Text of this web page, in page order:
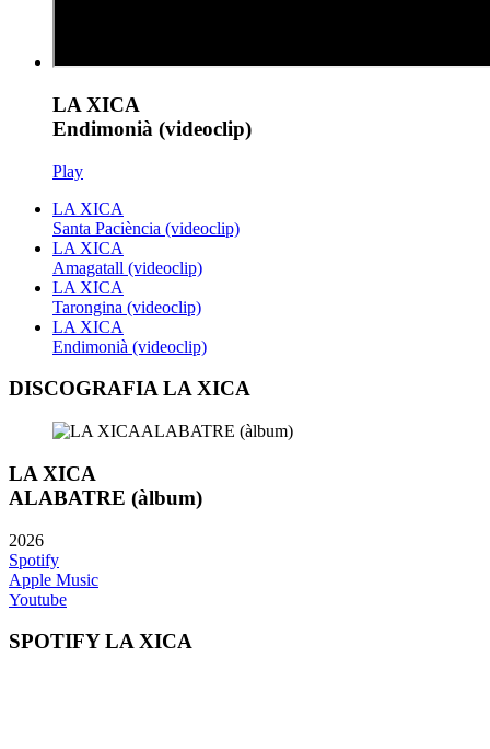
LA XICA
Endimonià (videoclip)
Play
LA XICA
Santa Paciència (videoclip)
LA XICA
Amagatall (videoclip)
LA XICA
Tarongina (videoclip)
LA XICA
Endimonià (videoclip)
DISCOGRAFIA LA XICA
LA XICA
ALABATRE (àlbum)
2026
Spotify
Apple Music
Youtube
SPOTIFY LA XICA